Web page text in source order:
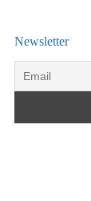
Newsletter